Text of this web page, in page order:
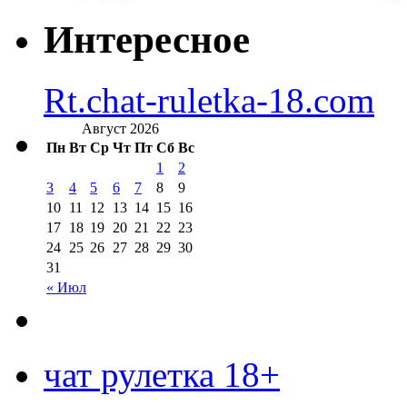
Интересное
Rt.chat-ruletka-18.com
Август 2026
Пн Вт Ср Чт Пт Сб Вс
« Июл
1
2
3
4 5 6 7 8
9
10 11 12 13 14 15 16
17 18 19 20 21 22 23
24 25 26 27 28 29 30
31
чат рулетка 18+